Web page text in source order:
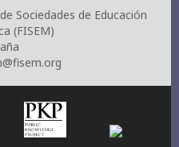
Sociedades de Educación
(FISEM)